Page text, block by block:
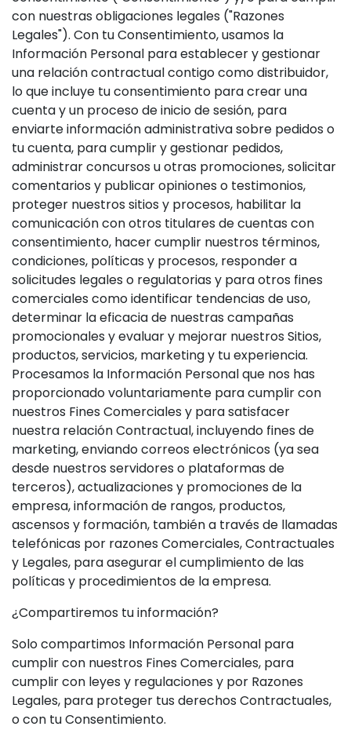
con nuestras obligaciones legales ("Razones
Legales"). Con tu Consentimiento, usamos la
Información Personal para establecer y gestionar
una relación contractual contigo como distribuidor,
lo que incluye tu consentimiento para crear una
cuenta y un proceso de inicio de sesión, para
enviarte información administrativa sobre pedidos o
tu cuenta, para cumplir y gestionar pedidos,
administrar concursos u otras promociones, solicitar
comentarios y publicar opiniones o testimonios,
proteger nuestros sitios y procesos, habilitar la
comunicación con otros titulares de cuentas con
consentimiento, hacer cumplir nuestros términos,
condiciones, políticas y procesos, responder a
solicitudes legales o regulatorias y para otros fines
comerciales como identificar tendencias de uso,
determinar la eficacia de nuestras campañas
promocionales y evaluar y mejorar nuestros Sitios,
productos, servicios, marketing y tu experiencia.
Procesamos la Información Personal que nos has
proporcionado voluntariamente para cumplir con
nuestros Fines Comerciales y para satisfacer
nuestra relación Contractual, incluyendo fines de
marketing, enviando correos electrónicos (ya sea
desde nuestros servidores o plataformas de
terceros), actualizaciones y promociones de la
empresa, información de rangos, productos,
ascensos y formación, también a través de llamadas
telefónicas por razones Comerciales, Contractuales
y Legales, para asegurar el cumplimiento de las
políticas y procedimientos de la empresa.
¿Compartiremos tu información?
Solo compartimos Información Personal para
cumplir con nuestros Fines Comerciales, para
cumplir con leyes y regulaciones y por Razones
Legales, para proteger tus derechos Contractuales,
o con tu Consentimiento.